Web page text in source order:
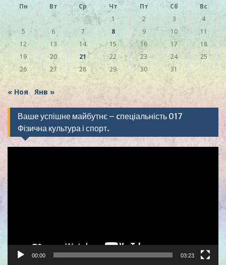
Пн Вт Ср Чт Пт Сб
Вс
1
2 3
4
5
6 7 8 9 10
11
12
13 14 15 16 17
18
19
20 21 22 23 24
25
26
27 28 29 30 31
« Ноя Янв »
Ваше успішне майбутнє – cпеціальність 017
Фізична культура і спорт.
00:00 03:23